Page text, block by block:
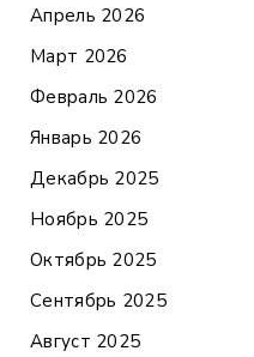
Апрель 2026
Март 2026
Февраль 2026
Январь 2026
Декабрь 2025
Ноябрь 2025
Октябрь 2025
Сентябрь 2025
Август 2025